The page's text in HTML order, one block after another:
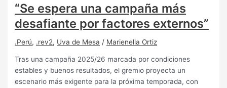
“Se espera una campaña más
desafiante por factores externos”
.Perú, .rev2, Uva de Mesa / Marienella Ortiz
Tras una campaña 2025/26 marcada por condiciones
estables y buenos resultados, el gremio proyecta un
escenario más exigente para la próxima temporada, con